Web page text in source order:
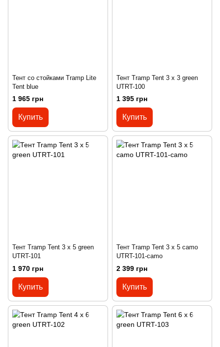
Тент со стойками Tramp Lite
Tent blue
1 965 грн
Купить
Тент Tramp Tent 3 х 3 green
UTRT-100
1 395 грн
Купить
Тент Tramp Tent 3 х 5 green
UTRT-101
1 970 грн
Купить
Тент Tramp Tent 3 х 5 camo
UTRT-101-camo
2 399 грн
Купить